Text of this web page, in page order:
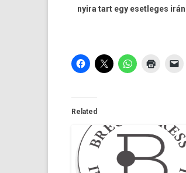
nyira tart egy eset­leges
Related